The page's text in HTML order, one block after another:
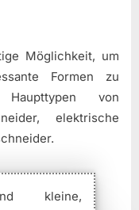
Möglichkeit, um
Formen zu
von
elektrische
kleine,